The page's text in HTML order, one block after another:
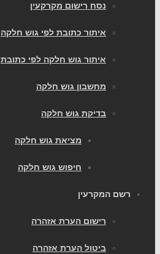
נסח רישום מקרקעין
איתור כתובת לפי גוש חלקה
איתור גוש חלקה לפי כתובת
מחשבון גוש חלקה
בדיקת גוש חלקה
מציאת גוש חלקה
חיפוש גוש חלקה
רשם המקרעין
רישום הערת אזהרה
ביטול הערת אזהרה